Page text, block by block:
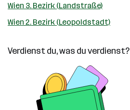
Wien 3. Bezirk (Landstraße)
Wien 2. Bezirk (Leopoldstadt)
Verdienst du, was du verdienst?